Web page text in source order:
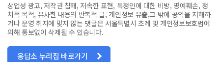
상업성 광고, 저작권 침해, 저속한 표현, 특정인에 대한 비방, 명예훼손, 정
치적 목적, 유사한 내용의 반복적 글, 개인정보 유출,그 밖에 공익을 저해하
거나 운영 취지에 맞지 않는 댓글은 서울특별시 조례 및 개인정보보호법에
의해 통보없이 삭제될 수 있습니다.
응답소 누리집 바로가기